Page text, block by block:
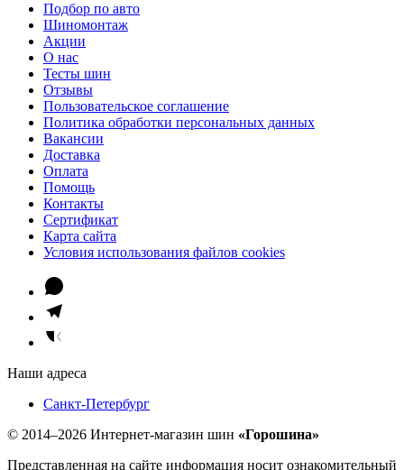
Подбор по авто
Шиномонтаж
Акции
О нас
Тесты шин
Отзывы
Пользовательское соглашение
Политика обработки персональных данных
Вакансии
Доставка
Оплата
Помощь
Контакты
Сертификат
Карта сайта
Условия использования файлов cookies
Наши адреса
Санкт-Петербург
© 2014–2026 Интернет-магазин шин «Горошина»
Представленная на сайте информация носит ознакомительный